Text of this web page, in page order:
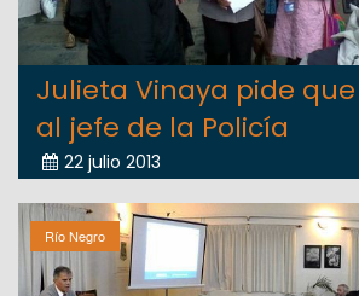
Julieta Vinaya pide
al jefe de la Policía
22 julio 2013
Río Negro